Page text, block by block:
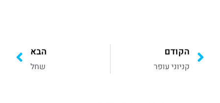
הקודם
קניוני עופר
הבא
שחל